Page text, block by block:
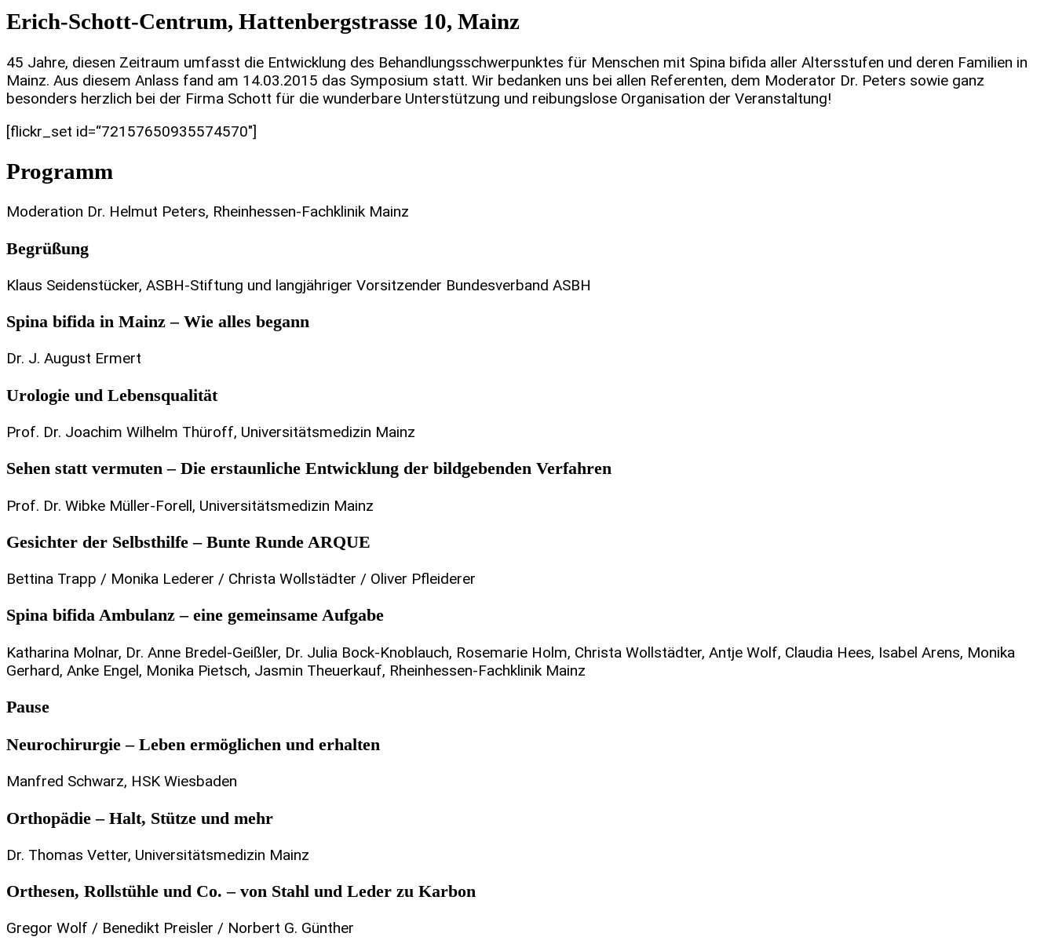
Erich-Schott-Centrum, Hattenbergstrasse 10, Mainz
45 Jahre, diesen Zeitraum umfasst die Entwicklung des Behandlungsschwerpunktes für Menschen mit Spina bifida aller Altersstufen und deren Familien in
Mainz. Aus diesem Anlass fand am 14.03.2015 das Symposium statt. Wir bedanken uns bei allen Referenten, dem Moderator Dr. Peters sowie ganz
besonders herzlich bei der Firma Schott für die wunderbare Unterstützung und reibungslose Organisation der Veranstaltung!
[flickr_set id=“72157650935574570″]
Programm
Moderation Dr. Helmut Peters, Rheinhessen-Fachklinik Mainz
Begrüßung
Klaus Seidenstücker, ASBH-Stiftung und langjähriger Vorsitzender Bundesverband ASBH
Spina bifida in Mainz – Wie alles begann
Dr. J. August Ermert
Urologie und Lebensqualität
Prof. Dr. Joachim Wilhelm Thüroff, Universitätsmedizin Mainz
Sehen statt vermuten – Die erstaunliche Entwicklung der bildgebenden Verfahren
Prof. Dr. Wibke Müller-Forell, Universitätsmedizin Mainz
Gesichter der Selbsthilfe – Bunte Runde ARQUE
Bettina Trapp / Monika Lederer / Christa Wollstädter / Oliver Pfleiderer
Spina bifida Ambulanz – eine gemeinsame Aufgabe
Katharina Molnar, Dr. Anne Bredel-Geißler, Dr. Julia Bock-Knoblauch, Rosemarie Holm, Christa Wollstädter, Antje Wolf, Claudia Hees, Isabel Arens, Monika
Gerhard, Anke Engel, Monika Pietsch, Jasmin Theuerkauf, Rheinhessen-Fachklinik Mainz
Pause
Neurochirurgie – Leben ermöglichen und erhalten
Manfred Schwarz, HSK Wiesbaden
Orthopädie – Halt, Stütze und mehr
Dr. Thomas Vetter, Universitätsmedizin Mainz
Orthesen, Rollstühle und Co. – von Stahl und Leder zu Karbon
Gregor Wolf / Benedikt Preisler / Norbert G. Günther